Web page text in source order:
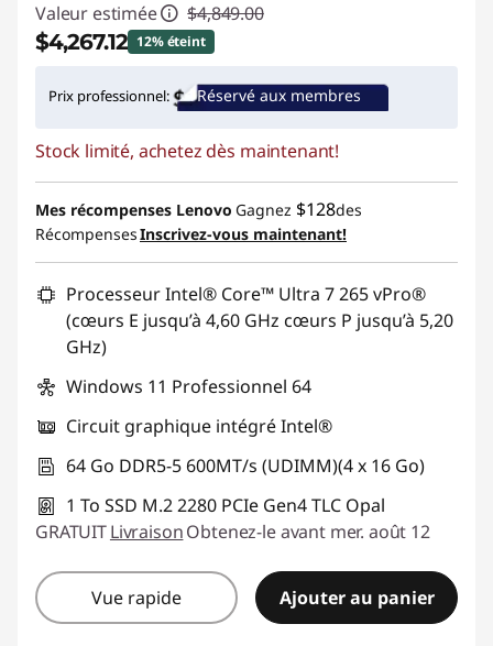
Valeur estimée $4,849.00
$4,267.12 12% éteint
Économies instantanées :-$581.88
Promo price: Max 5 units per order
Prix professionnel: Réservé aux membres
Stock limité, achetez dès maintenant!
Mes récompenses Lenovo Gagnez $128des
RécompensesInscrivez-vous maintenant!
Processeur Intel® Core™ Ultra 7 265 vPro®
(cœurs E jusqu’à 4,60 GHz cœurs P jusqu’à 5,20
GHz)
Windows 11 Professionnel 64
Circuit graphique intégré Intel®
64 Go DDR5-5 600MT/s (UDIMM)(4 x 16 Go)
1 To SSD M.2 2280 PCIe Gen4 TLC Opal
GRATUITLivraisonObtenez-le avant mer. août 12
Vue rapide Ajouter au panier